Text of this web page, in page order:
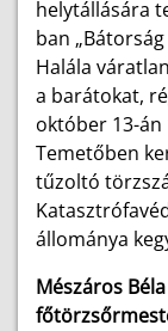
helytállására
ban
Halála
a barátokat,
október 13-án
Temetőben
tűzoltó
állománya
Mészáros